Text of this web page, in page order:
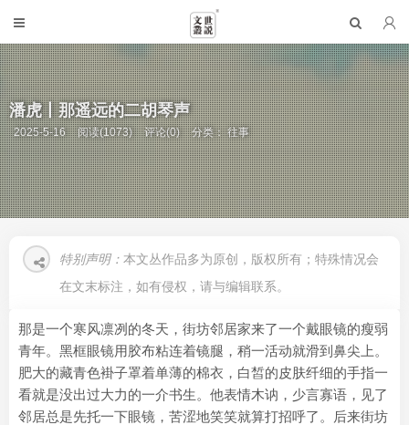
潘虎丨那遥远的二胡琴声
2025-5-16 阅读(1073) 评论(0) 分类：往事
特别声明： 本文丛作品多为原创，版权所有；特殊情况会
在文末标注，如有侵权，请与编辑联系。
那是一个寒风凛冽的冬天，街坊邻居家来了一个戴眼镜的瘦弱
青年。黑框眼镜用胶布粘连着镜腿，稍一活动就滑到鼻尖上。
肥大的藏青色褂子罩着单薄的棉衣，白皙的皮肤纤细的手指一
看就是没出过大力的一介书生。他表情木讷，少言寡语，见了
邻居总是先托一下眼镜，苦涩地笑笑就算打招呼了。后来街坊